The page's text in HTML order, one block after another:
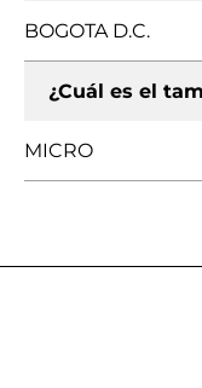
BOGOTA D.C.
¿Cuál es el
MICRO